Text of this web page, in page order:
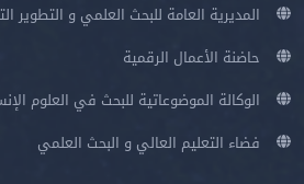
المديرية العامة للبحث العلمي و التطوير
حاضنة الأعمال الرقمية
الوكالة الموضوعاتية للبحث في العلوم
فضاء التعليم العالي و البحث العلمي